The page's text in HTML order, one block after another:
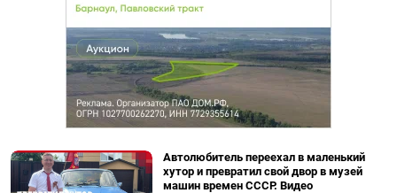
Автолюбитель переехал в маленький
хутор и превратил свой двор в музей
машин времен СССР. Видео